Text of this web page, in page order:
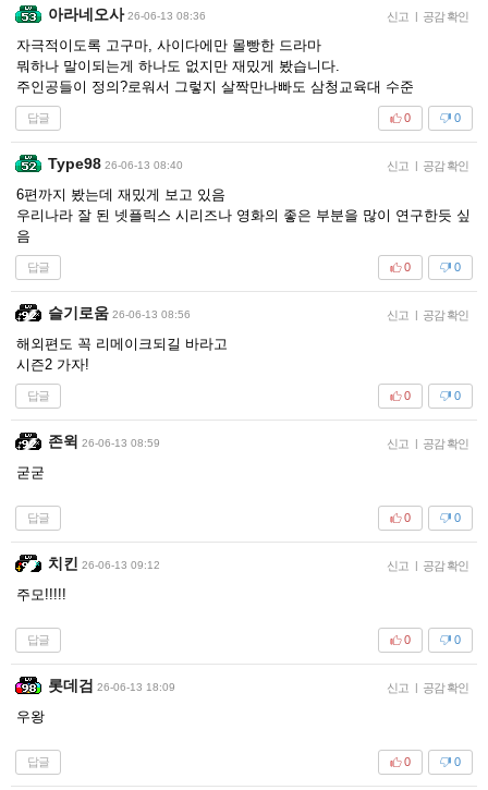
아라네오사 26-06-13 08:36 신고 | 공감 확인
자극적이도록 고구마, 사이다에만 몰빵한 드라마
뭐하나 말이되는게 하나도 없지만 재밌게 봤습니다.
주인공들이 정의?로워서 그렇지 살짝만나빠도 삼청교육대 수준
답글 0
0
Type98 26-06-13 08:40 신고 | 공감 확인
6편까지 봤는데 재밌게 보고 있음
우리나라 잘 된 넷플릭스 시리즈나 영화의 좋은 부분을 많이 연구한듯 싶
음
답글 0
0
슬기로움 26-06-13 08:56 신고 | 공감 확인
해외편도 꼭 리메이크되길 바라고
시즌2 가자!
답글 0
0
존윅 26-06-13 08:59 신고 | 공감 확인
굳굳
답글 0
0
치킨 26-06-13 09:12 신고 | 공감 확인
주모!!!!!
답글 0
0
롯데검 26-06-13 18:09 신고 | 공감 확인
우왕
답글 0
0